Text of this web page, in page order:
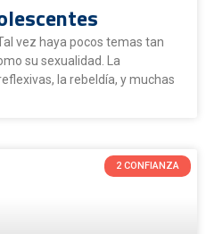
vez haya pocos temas tan
su sexualidad. La
la rebeldía, y muchas
2 CONFIANZA